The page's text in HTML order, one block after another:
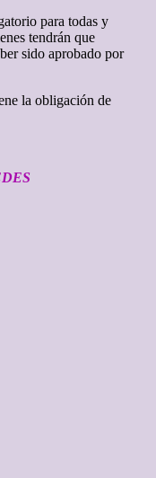
para todas y
tendrán que
sido aprobado por
la obligación de